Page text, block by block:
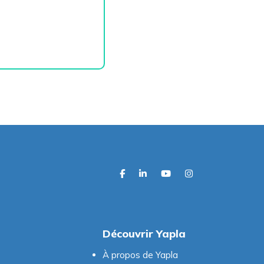
facebooklinkedinyoutubeinstagram
Découvrir Yapla
À propos de Yapla